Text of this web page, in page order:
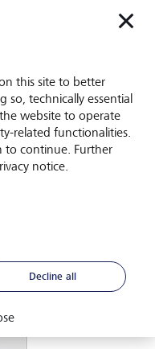
Sie
der
this site to better
so, technically essential
website to operate
related functionalities.
to continue. Further
notice.
Decline all